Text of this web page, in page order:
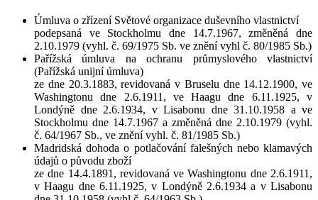
Úmluva o zřízení Světové organizace duševního vlastnictví
podepsaná ve Stockholmu dne 14.7.1967, změněná dne
2.10.1979 (vyhl. č. 69/1975 Sb. ve znění vyhl č. 80/1985 Sb.)
Pařížská úmluva na ochranu průmyslového vlastnictví
(Pařížská unijní úmluva)
ze dne 20.3.1883, revidovaná v Bruselu dne 14.12.1900, ve
Washingtonu dne 2.6.1911, ve Haagu dne 6.11.1925, v
Londýně dne 2.6.1934, v Lisabonu dne 31.10.1958 a ve
Stockholmu dne 14.7.1967 a změněná dne 2.10.1979 (vyhl.
č. 64/1967 Sb., ve znění vyhl. č. 81/1985 Sb.)
Madridská dohoda o potlačování falešných nebo klamavých
údajů o původu zboží
ze dne 14.4.1891, revidovaná ve Washingtonu dne 2.6.1911,
v Haagu dne 6.11.1925, v Londýně 2.6.1934 a v Lisabonu